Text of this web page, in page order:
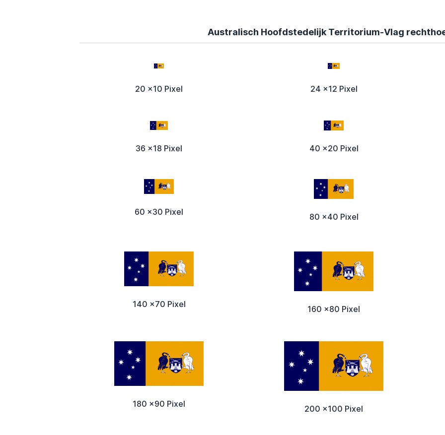
Australisch Hoofdstedelijk Territorium-Vlag
20 x10 Pixel 24 x12 Pixel
36 x18 Pixel 40 x20 Pixel
60 x30 Pixel 80 x40 Pixel
140 x70 Pixel 160 x80 Pixel
180 x90 Pixel 200 x100 Pixel